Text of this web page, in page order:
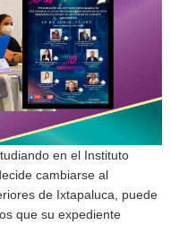
en el Instituto
cambiarse al
de Ixtapaluca, puede
que su expediente